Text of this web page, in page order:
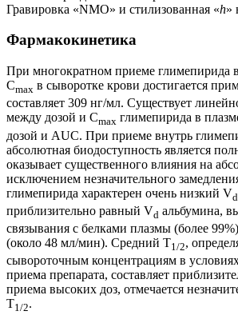
Гравировка «NMO» и стилизованная «h»
Фармакокинетика
При многократном приеме глимепирида
Cmax в сыворотке крови достигается
составляет 309 нг/мл. Существует
между дозой и Cmax глимепирида в
дозой и AUC. При приеме внутрь
абсолютная биодоступность является
оказывает существенного влияния на
исключением незначительного
глимепирида характерен очень низкий Vd
приблизительно равный Vd альбумина,
связывания с белками плазмы (более
(около 48 мл/мин). Средний T1/2,
сывороточным концентрациям в
приема препарата, составляет
приема высоких доз, отмечается
T1/2.